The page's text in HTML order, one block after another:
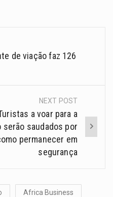
de viação faz 126
NEXT POST
a voar para a
saudados por
permanecer em
segurança
Africa Business